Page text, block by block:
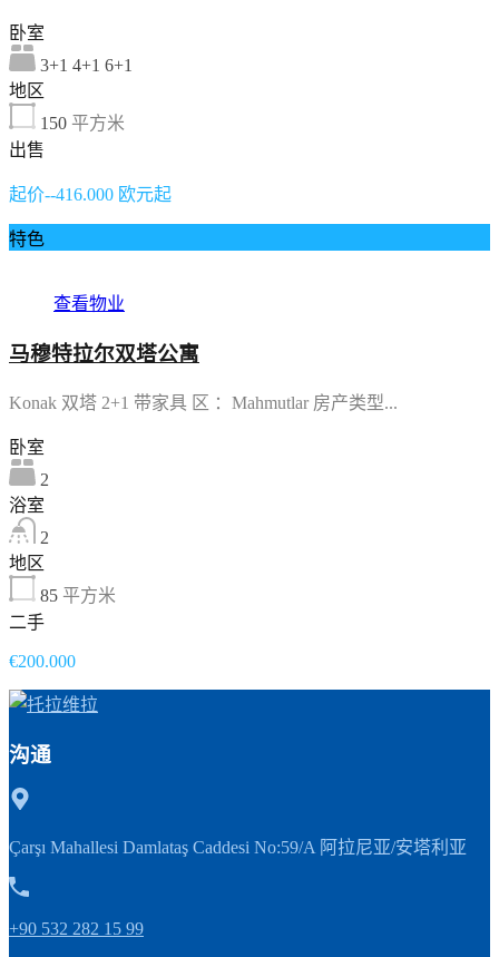
卧室
3+1 4+1 6+1
地区
150 平方米
出售
起价--416.000 欧元起
特色
查看物业
马穆特拉尔双塔公寓
Konak 双塔 2+1 带家具 区 ：Mahmutlar 房产类型...
卧室
2
浴室
2
地区
85 平方米
二手
€200.000
沟通
Çarşı Mahallesi Damlataş Caddesi No:59/A 阿拉尼亚/安塔利亚
+90 532 282 15 99